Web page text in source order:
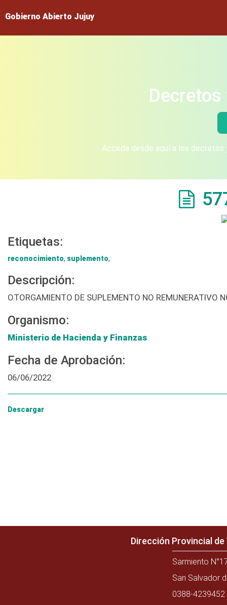
Gobierno Abierto Jujuy
Acceda desde aquí a los
Etiquetas:
reconocimiento, suplemento,
Descripción:
OTORGAMIENTO DE SUPLEMENTO NO REMUNERATIVO
Organismo:
Ministerio de Hacienda y Finanzas
Fecha de Aprobación:
06/06/2022
Descargar
Dirección Provincial
Sarmiento
San Salvador
0388-